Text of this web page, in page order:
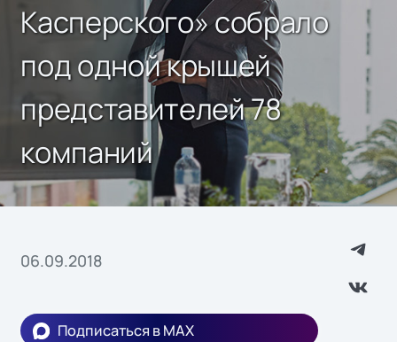
Касперского» собрало
под одной крышей
представителей 78
компаний
06.09.2018
Подписаться в MAX